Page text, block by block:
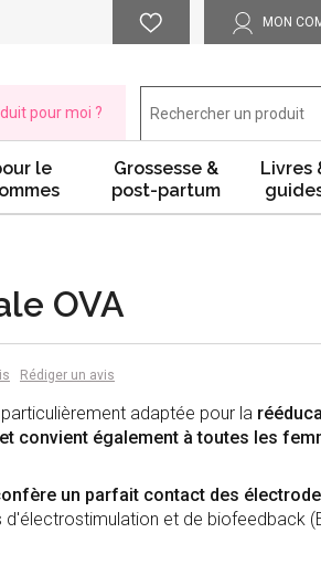
MON
pour moi ?
le
Grossesse &
post-partum
Livres
OVA
Rédiger un avis
adaptée pour la
convient également à toutes les
un parfait contact des
d'électrostimulation et de biofeedback